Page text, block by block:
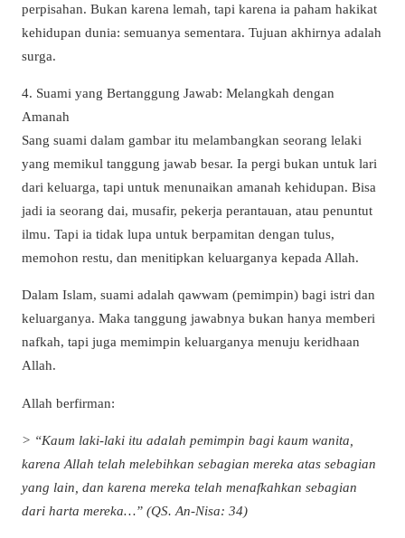
perpisahan. Bukan karena lemah, tapi karena ia paham hakikat
kehidupan dunia: semuanya sementara. Tujuan akhirnya adalah
surga.
4. Suami yang Bertanggung Jawab: Melangkah dengan
Amanah
Sang suami dalam gambar itu melambangkan seorang lelaki
yang memikul tanggung jawab besar. Ia pergi bukan untuk lari
dari keluarga, tapi untuk menunaikan amanah kehidupan. Bisa
jadi ia seorang dai, musafir, pekerja perantauan, atau penuntut
ilmu. Tapi ia tidak lupa untuk berpamitan dengan tulus,
memohon restu, dan menitipkan keluarganya kepada Allah.
Dalam Islam, suami adalah qawwam (pemimpin) bagi istri dan
keluarganya. Maka tanggung jawabnya bukan hanya memberi
nafkah, tapi juga memimpin keluarganya menuju keridhaan
Allah.
Allah berfirman:
> “Kaum laki-laki itu adalah pemimpin bagi kaum wanita,
karena Allah telah melebihkan sebagian mereka atas sebagian
yang lain, dan karena mereka telah menafkahkan sebagian
dari harta mereka…” (QS. An-Nisa: 34)